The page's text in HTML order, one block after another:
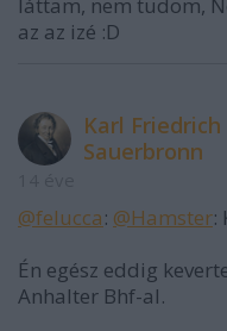
az az izé :D
Karl
Sauerbronn
@felucca: @Hamster:
Én egész eddig
Anhalter Bhf-al.